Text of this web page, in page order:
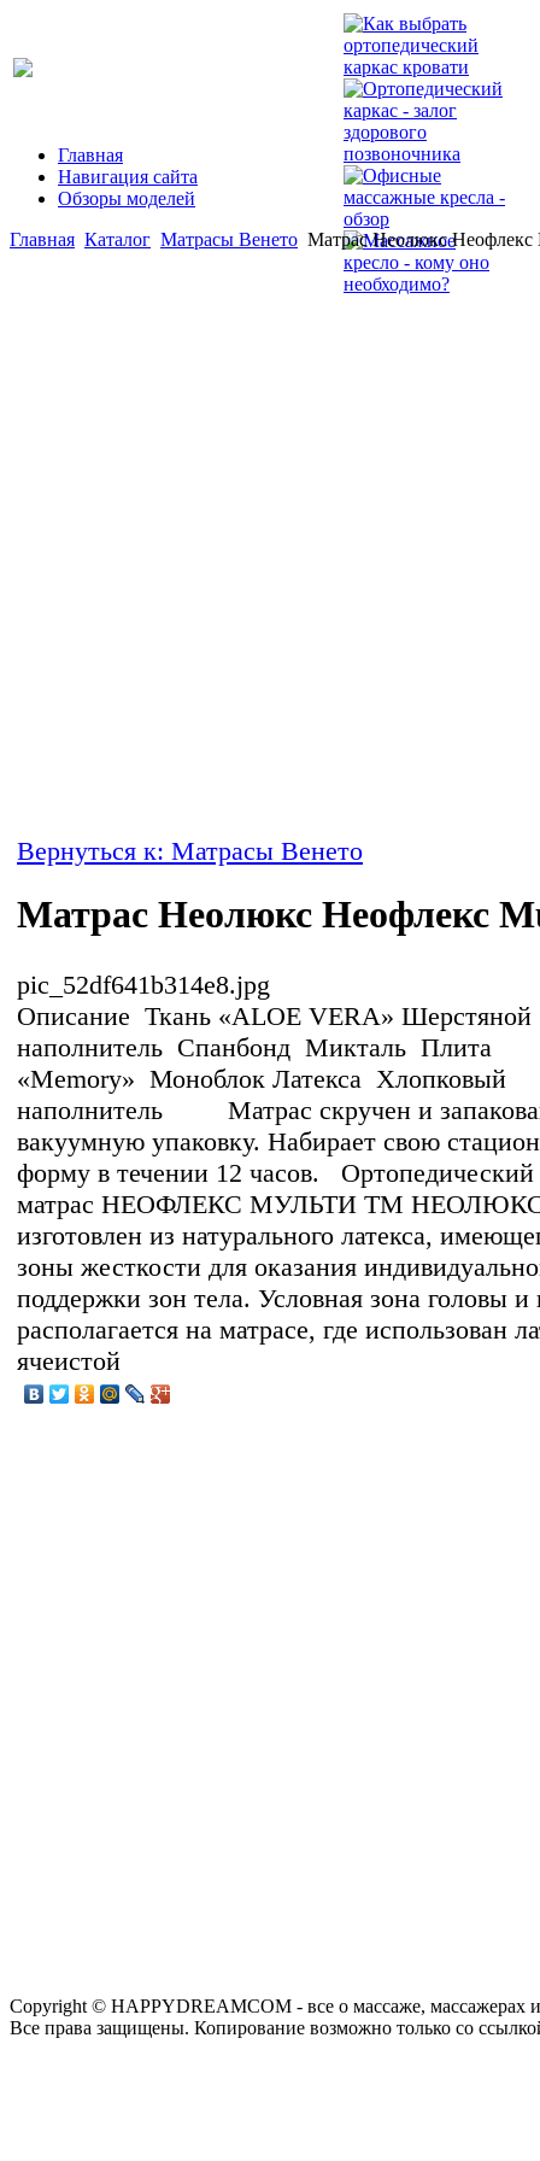
Главная
Навигация сайта
Обзоры моделей
Главная Каталог Матрасы Венето Матрас Неолюкс Неофлекс
Вернуться к: Матрасы Венето
Матрас Неолюкс Неофлекс
pic_52df641b314e8.jpg
Описание Ткань «ALOE VERA» Шерстяной
наполнитель Спанбонд Микталь Плита
«Memory» Моноблок Латекса Хлопковый
наполнитель Матрас скручен и
вакуумную упаковку. Набирает свою
форму в течении 12 часов. Ортопедический
матрас НЕОФЛЕКС МУЛЬТИ ТМ
изготовлен из натурального латекса,
зоны жесткости для оказания
поддержки зон тела. Условная зона головы и
располагается на матрасе, где использован
ячеистой
Copyright © HAPPYDREAMCOM - все о массаже, массажерах и
Все права защищены. Копирование возможно только со